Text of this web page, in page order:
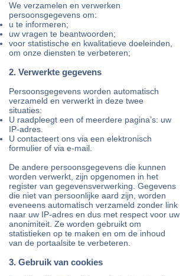
We verzamelen en verwerken
persoonsgegevens om:
u te informeren;
uw vragen te beantwoorden;
voor statistische en kwalitatieve doeleinden,
om onze diensten te verbeteren;
2. Verwerkte gegevens
Persoonsgegevens worden automatisch
verzameld en verwerkt in deze twee
situaties:
U raadpleegt een of meerdere pagina’s: uw
IP-adres.
U contacteert ons via een elektronisch
formulier of via e-mail.
De andere persoonsgegevens die kunnen
worden verwerkt, zijn opgenomen in het
register van gegevensverwerking. Gegevens
die niet van persoonlijke aard zijn, worden
eveneens automatisch verzameld zonder link
naar uw IP-adres en dus met respect voor uw
anonimiteit. Ze worden gebruikt om
statistieken op te maken en om de inhoud
van de portaalsite te verbeteren.
​3. Gebruik van cookies